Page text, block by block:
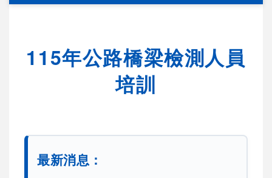
115年公路橋梁檢測人員
培訓
最新消息：